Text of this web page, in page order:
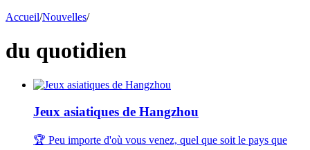
Accueil/Nouvelles/
du quotidien
Jeux asiatiques de Hangzhou
🏆 Peu importe d'où vous venez, quel que soit le pays que